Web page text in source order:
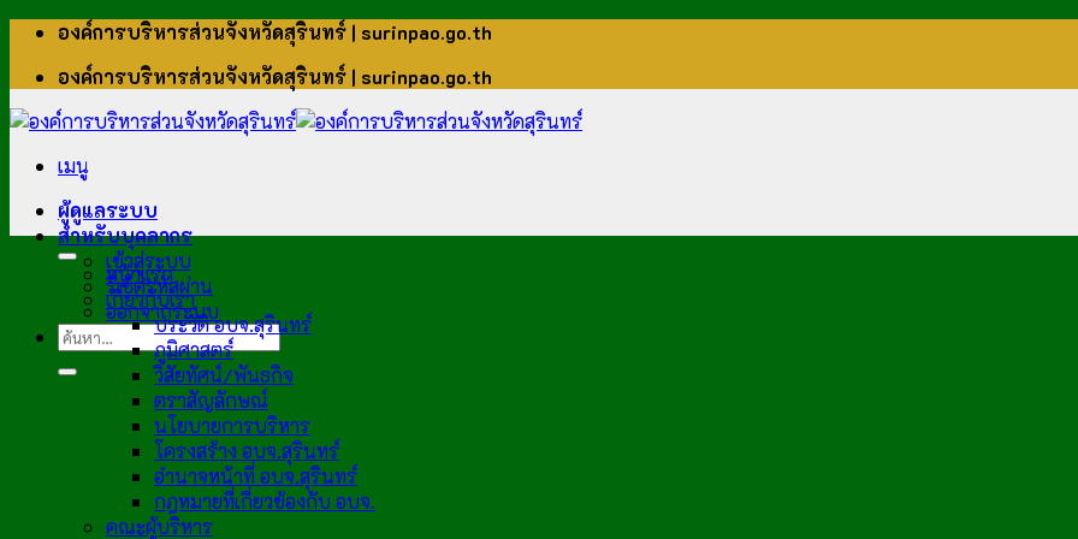
ข้าม
เนื้อหา
องค์การบริหารส่วนจังหวัดสุรินทร์ | surinpao.go.th
องค์การบริหารส่วนจังหวัดสุรินทร์ | surinpao.go.th
เมนู
ผู้ดูแลระบบ
สำหรับบุคลากร
เข้าสู่ระบบ
รีเซ็ตรหัสผ่าน
ออกจากระบบ
หน้าแรก
เกี่ยวกับเรา
ประวัติ อบจ.สุรินทร์
ภูมิศาสตร์
วิสัยทัศน์/พันธกิจ
ตราสัญลักษณ์
นโยบายการบริหาร
โครงสร้าง อบจ.สุรินทร์
อำนาจหน้าที่ อบจ.สุรินทร์
กฎหมายที่เกี่ยวข้องกับ อบจ.
คณะผู้บริหาร